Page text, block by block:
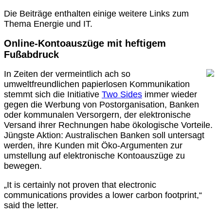
Die Beiträge enthalten einige weitere Links zum
Thema Energie und IT.
Online-Kontoauszüge mit heftigem
Fußabdruck
In Zeiten der vermeintlich ach so
umweltfreundlichen papierlosen Kommunikation
stemmt sich die Initiative Two Sides immer wieder
gegen die Werbung von Postorganisation, Banken
oder kommunalen Versorgern, der elektronische
Versand ihrer Rechnungen habe ökologische Vorteile.
Jüngste Aktion: Australischen Banken soll untersagt
werden, ihre Kunden mit Öko-Argumenten zur
umstellung auf elektronische Kontoauszüge zu
bewegen.
„It is certainly not proven that electronic
communications provides a lower carbon footprint,“
said the letter.